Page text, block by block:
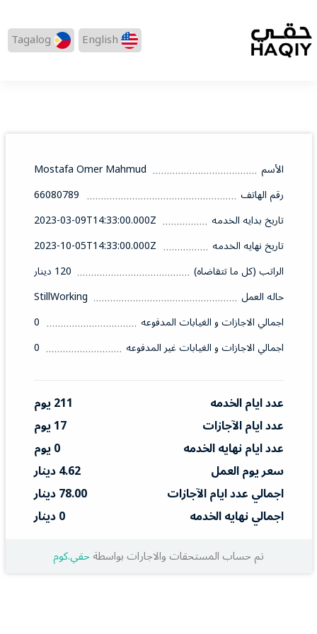
English
Tagalog
الأسم
Mostafa Omer Mahmud
رقم الهاتف
66080789
تاريخ بدايه الخدمه
2023-03-09T14:33:00.000Z
تاريخ نهايه الخدمه
2023-10-05T14:33:00.000Z
الراتب (كل ما تتقاضاه)
120 دينار
حاله العمل
StillWorking
اجمالي الاجازات و الغيابات المدفوعه
0
اجمالي الاجازات و الغيابات غير المدفوعه
0
عدد ايام الخدمه
211 يوم
عدد ايام الآجازات
17 يوم
عدد ايام نهايه الخدمه
0 يوم
سعر يوم العمل
4.62 دينار
اجمالي عدد ايام الآجازات
78.00 دينار
اجمالي نهايه الخدمه
0 دينار
تم حساب المستحقات والاجارات بواسطةحقي.كوم